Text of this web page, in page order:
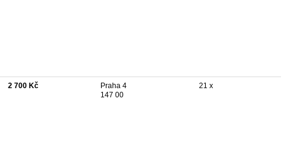
2 700 Kč
Praha 4
147 00
21 x